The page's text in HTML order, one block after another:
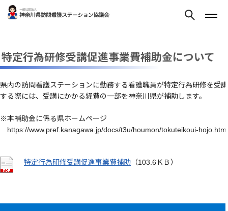
特定行為研修受講促進事業費補助金について
県内の訪問看護ステーションに勤務する看護職員が特定行為研修を受講
する際には、受講にかかる経費の一部を神奈川県が補助します。
※本補助金に係る県ホームページ
https://www.pref.kanagawa.jp/docs/t3u/houmon/tokuteikoui-hojo.html
特定行為研修受講促進事業費補助 （103.6ＫＢ）